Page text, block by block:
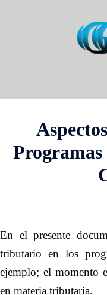
En el presente
tributario en los
ejemplo; el momento
en materia tributaria.